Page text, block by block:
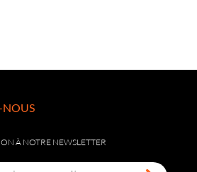
NOUS
À NOTRE NEWSLETTER